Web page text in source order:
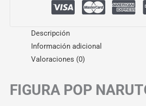
Descripción
Información adicional
Valoraciones (0)
FIGURA POP